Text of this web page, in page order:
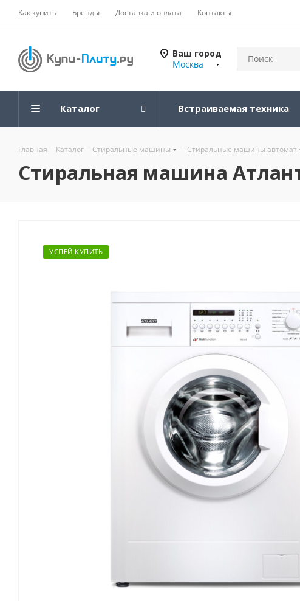
Как купить Бренды Доставка и оплата Контакты
Ваш город
Москва
Каталог Встраиваемая техника
Главная - Каталог - Стиральные машины - Стиральные машины автомат
Стиральная машина
УСПЕЙ КУПИТЬ